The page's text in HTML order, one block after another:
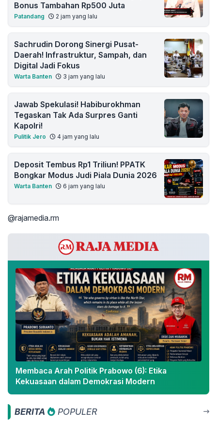
Bonus Tambahan Rp500 Juta
Patandang 2 jam yang lalu
Sachrudin Dorong Sinergi Pusat-
Daerah! Infrastruktur, Sampah, dan
Digital Jadi Fokus
Warta Banten 3 jam yang lalu
Jawab Spekulasi! Habiburokhman
Tegaskan Tak Ada Surpres Ganti
Kapolri!
Pulitik Jero 4 jam yang lalu
Deposit Tembus Rp1 Triliun! PPATK
Bongkar Modus Judi Piala Dunia 2026
Warta Banten 6 jam yang lalu
@rajamedia.rm
Membaca Arah Politik Prabowo (6): Etika
Kekuasaan dalam Demokrasi Modern
BERITA POPULER